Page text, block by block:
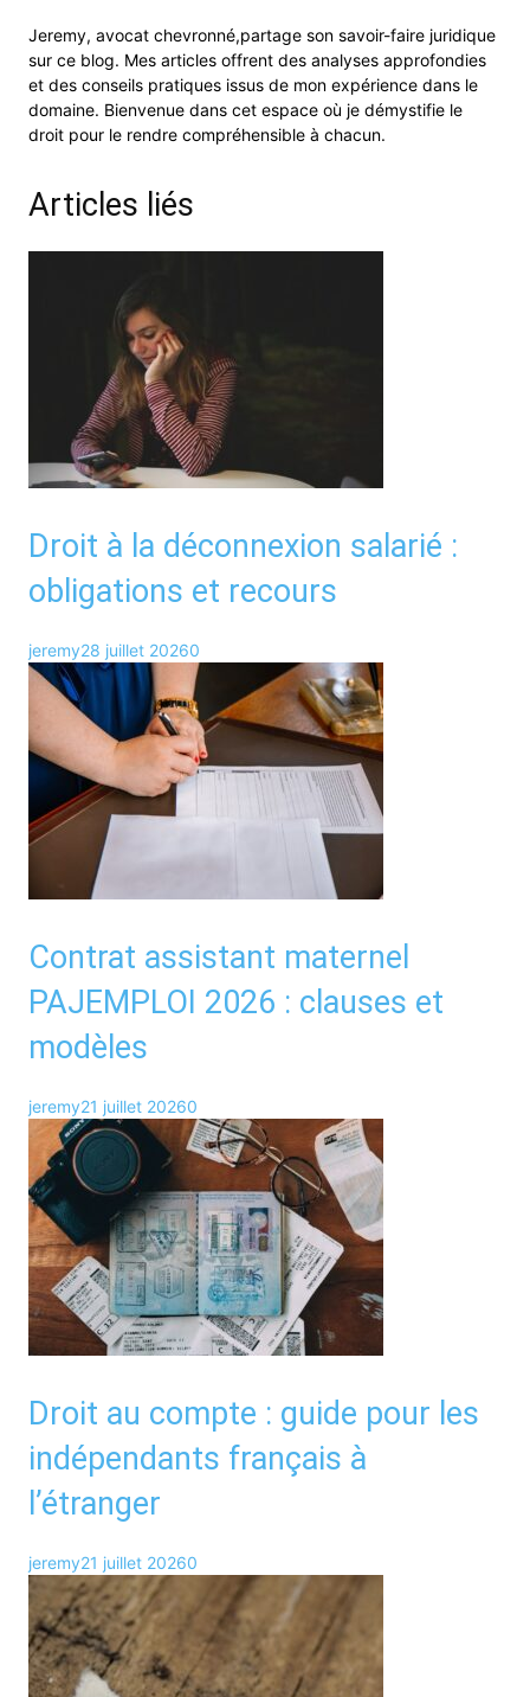
Jeremy, avocat chevronné,partage son savoir-faire juridique
sur ce blog. Mes articles offrent des analyses approfondies
et des conseils pratiques issus de mon expérience dans le
domaine. Bienvenue dans cet espace où je démystifie le
droit pour le rendre compréhensible à chacun.
Articles liés
Droit à la déconnexion salarié :
obligations et recours
jeremy28 juillet 20260
Contrat assistant maternel
PAJEMPLOI 2026 : clauses et
modèles
jeremy21 juillet 20260
Droit au compte : guide pour les
indépendants français à
l’étranger
jeremy21 juillet 20260